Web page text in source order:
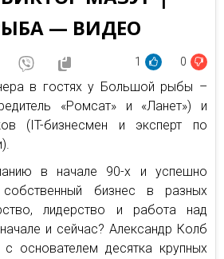
— ВИДЕО
1 0
в гостях у Большой рыбы –
«Ромсат» и «Ланет») и
(IT-бизнесмен и эксперт по
в начале 90-х и успешно
собственный бизнес в разных
лидерство и работа над
и сейчас? Александр Колб
основателем десятка крупных